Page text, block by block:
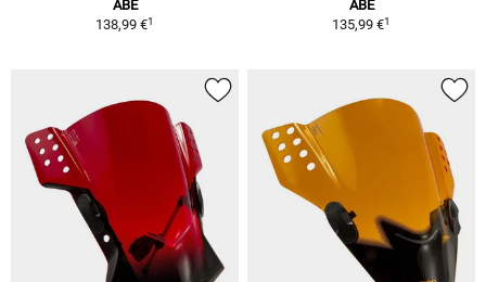
ABE
138,99 €1
ABE
135,99 €1